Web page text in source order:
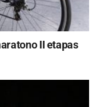
II etapas